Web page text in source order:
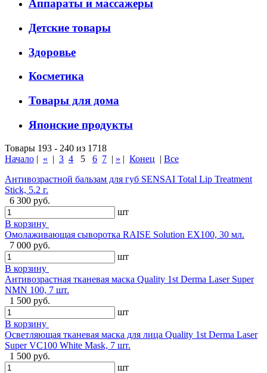
Аппараты и массажеры
Детские товары
Здоровье
Косметика
Товары для дома
Японские продукты
Товары 193 - 240 из 1718
Начало | « | 3 4 5 6 7 | » | Конец | Все
Антивозрастной бальзам для губ SENSAI Total Lip Treatment
Stick, 5.2 г.
6 300 руб.
шт
В корзину
Омолаживающая сыворотка RAISE Solution EX100, 30 мл.
7 000 руб.
шт
В корзину
Антивозрастная тканевая маска Quality 1st Derma Laser Super
NMN 100, 7 шт.
1 500 руб.
шт
В корзину
Осветляющая тканевая маска для лица Quality 1st Derma Laser
Super VC100 White Mask, 7 шт.
1 500 руб.
шт